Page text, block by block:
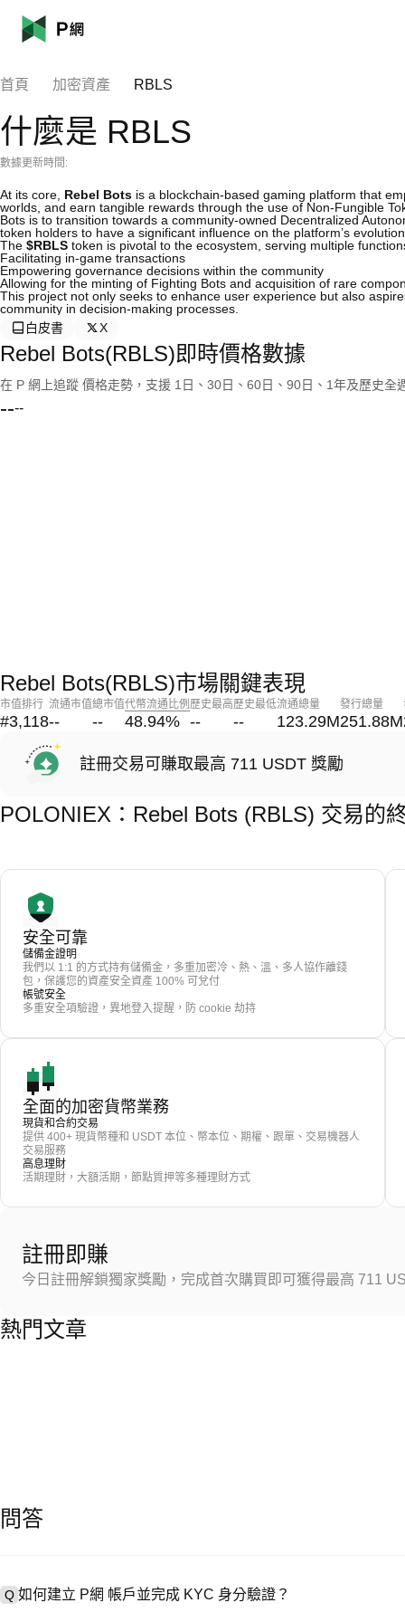
首頁 加密資產 RBLS
什麼是 RBLS
數據更新時間:
At its core, Rebel Bots is a blockchain-based gaming platform that
worlds, and earn tangible rewards through the use of Non-Fungible
Bots is to transition towards a community-owned Decentralized
token holders to have a significant influence on the platform’s
The $RBLS token is pivotal to the ecosystem, serving multiple
Facilitating in-game transactions
Empowering governance decisions within the community
Allowing for the minting of Fighting Bots and acquisition of rare
This project not only seeks to enhance user experience but also
community in decision-making processes.
白皮書
X
Rebel Bots(RBLS)即時價格數據
在 P 網上追蹤 價格走勢，支援 1日、30日、60日、90日、1年及歷史全
----
Rebel Bots(RBLS)市場關鍵表現
市值排行
#3,118
流通市值
--
總市值
--
代幣流通比例
48.94%
歷史最高
--
歷史最低
--
流通總量
123.29M
發行總量
251.88M
註冊交易可賺取最高 711 USDT 獎勵
POLONIEX：Rebel Bots (RBLS) 交易的
安全可靠
儲備金證明
我們以 1:1 的方式持有儲備金，多重加密冷、熱、溫、多人協作離錢
包，保護您的資產安全資產 100% 可兌付
帳號安全
多重安全項驗證，異地登入提醒，防 cookie 劫持
全面的加密貨幣業務
現貨和合約交易
提供 400+ 現貨幣種和 USDT 本位、幣本位、期權、跟單、交易機器人
交易服務
高息理財
活期理財，大額活期，節點質押等多種理財方式
註冊即賺
今日註冊解鎖獨家獎勵，完成首次購買即可獲得最高 711
熱門文章
問答
Q 如何建立 P網 帳戶並完成 KYC 身分驗證？